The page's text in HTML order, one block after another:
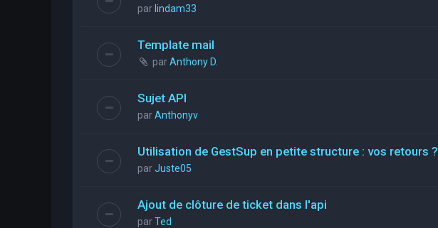
par lindam33
Template mail
parAnthony D.
Sujet API
parAnthonyv
Utilisation de GestSup en petite structure : vos retours ?
parJuste05
Ajout de clôture de ticket dans l'api
parTed